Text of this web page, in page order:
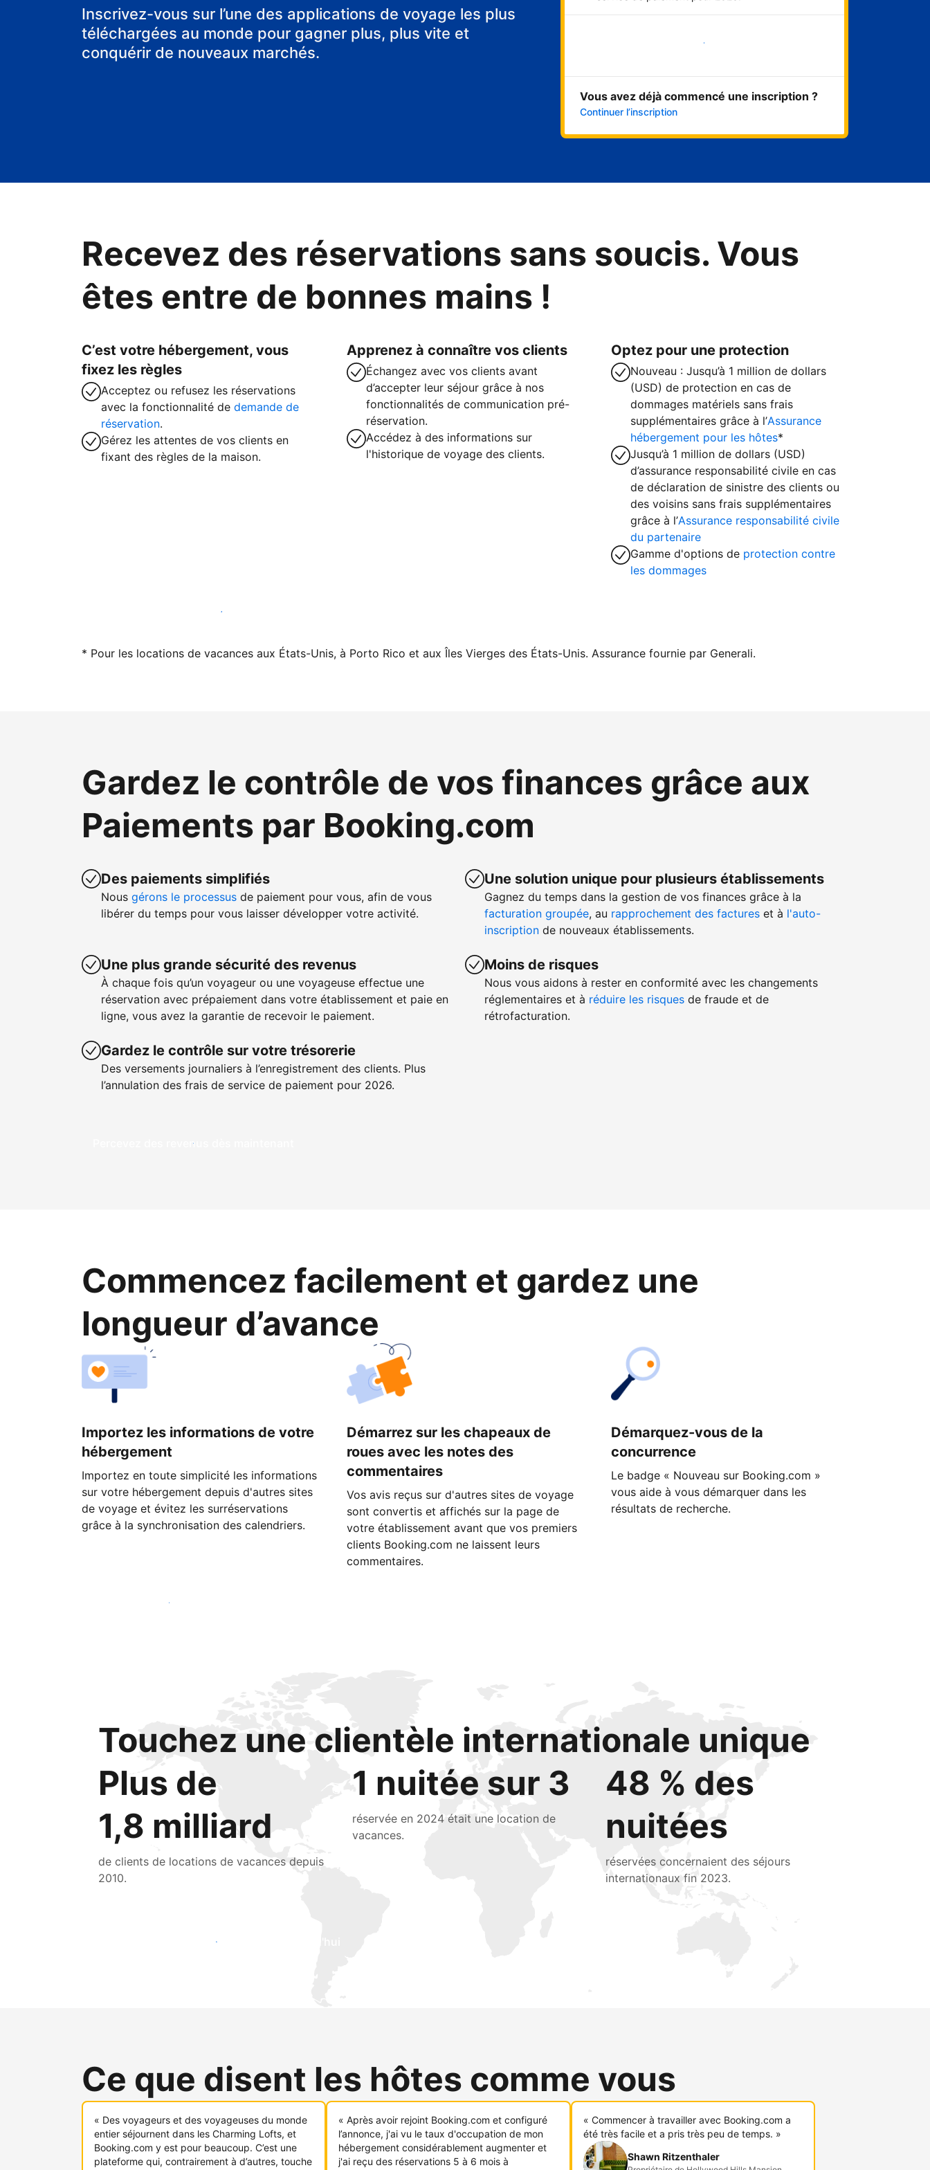
chambre d'hôtes
Inscrivez-vous sur l’une des applications de voyage les plus
téléchargées au monde pour gagner plus, plus vite et
conquérir de nouveaux marchés.
Démarrer maintenant
Vous avez déjà commencé une inscription ?
Continuer l’inscription
Recevez des réservations sans soucis. Vous
êtes entre de bonnes mains !
C’est votre hébergement, vous
fixez les règles
Acceptez ou refusez les réservations
avec la fonctionnalité de demande de
réservation.
Gérez les attentes de vos clients en
fixant des règles de la maison.
Apprenez à connaître vos clients
Échangez avec vos clients avant
d’accepter leur séjour grâce à nos
fonctionnalités de communication pré-
réservation.
Accédez à des informations sur
l'historique de voyage des clients.
Optez pour une protection
Nouveau : Jusqu’à 1 million de dollars
(USD) de protection en cas de
dommages matériels sans frais
supplémentaires grâce à l’Assurance
hébergement pour les hôtes*
Jusqu’à 1 million de dollars (USD)
d’assurance responsabilité civile en cas
de déclaration de sinistre des clients ou
des voisins sans frais supplémentaires
grâce à l’Assurance responsabilité civile
du partenaire
Gamme d'options de protection contre
les dommages
Accueillez des clients avec nous dès maintenant
* Pour les locations de vacances aux États-Unis, à Porto Rico et aux Îles Vierges des États-Unis. Assurance fournie par Generali.
Gardez le contrôle de vos finances grâce aux
Paiements par Booking.com
Des paiements simplifiés
Nous gérons le processus de paiement pour vous, afin de vous
libérer du temps pour vous laisser développer votre activité.
Une plus grande sécurité des revenus
À chaque fois qu’un voyageur ou une voyageuse effectue une
réservation avec prépaiement dans votre établissement et paie en
ligne, vous avez la garantie de recevoir le paiement.
Gardez le contrôle sur votre trésorerie
Des versements journaliers à l’enregistrement des clients. Plus
l’annulation des frais de service de paiement pour 2026.
Une solution unique pour plusieurs établissements
Gagnez du temps dans la gestion de vos finances grâce à la
facturation groupée, au rapprochement des factures et à l'auto-
inscription de nouveaux établissements.
Moins de risques
Nous vous aidons à rester en conformité avec les changements
réglementaires et à réduire les risques de fraude et de
rétrofacturation.
Percevez des revenus dès maintenant
Commencez facilement et gardez une
longueur d’avance
Importez les informations de votre
hébergement
Importez en toute simplicité les informations
sur votre hébergement depuis d'autres sites
de voyage et évitez les surréservations
grâce à la synchronisation des calendriers.
Démarrez sur les chapeaux de
roues avec les notes des
commentaires
Vos avis reçus sur d'autres sites de voyage
sont convertis et affichés sur la page de
votre établissement avant que vos premiers
clients Booking.com ne laissent leurs
commentaires.
Démarquez-vous de la
concurrence
Le badge « Nouveau sur Booking.com »
vous aide à vous démarquer dans les
résultats de recherche.
Lancez-vous dès aujourd'hui
Touchez une clientèle internationale unique
Plus de
1,8 milliard
de clients de locations de vacances depuis
2010.
1 nuitée sur 3
réservée en 2024 était une location de
vacances.
48 % des
nuitées
réservées concernaient des séjours
internationaux fin 2023.
Touchez une nouvelle clientèle dès aujourd'hui
Ce que disent les hôtes comme vous
« Des voyageurs et des voyageuses du monde
entier séjournent dans les Charming Lofts, et
Booking.com y est pour beaucoup. C’est une
plateforme qui, contrairement à d’autres, touche
« Après avoir rejoint Booking.com et configuré
l’annonce, j'ai vu le taux d'occupation de mon
hébergement considérablement augmenter et
j'ai reçu des réservations 5 à 6 mois à
« Commencer à travailler avec Booking.com a
été très facile et a pris très peu de temps. »
Shawn Ritzenthaler